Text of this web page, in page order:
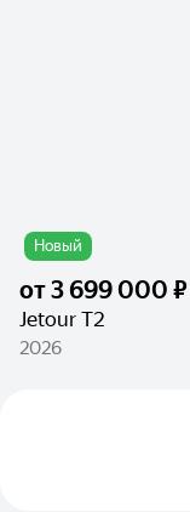
Новый
от3 699 000 ₽
Jetour T2
2026